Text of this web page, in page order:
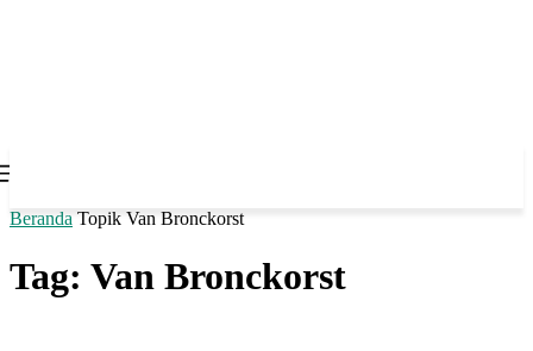
Beranda Topik Van Bronckorst
Tag: Van Bronckorst